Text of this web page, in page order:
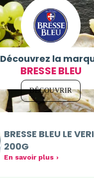
Découvrez la
BRESSE BLEU
DÉCOUVRIR
BRESSE BLEU LE
200G
En savoir plus